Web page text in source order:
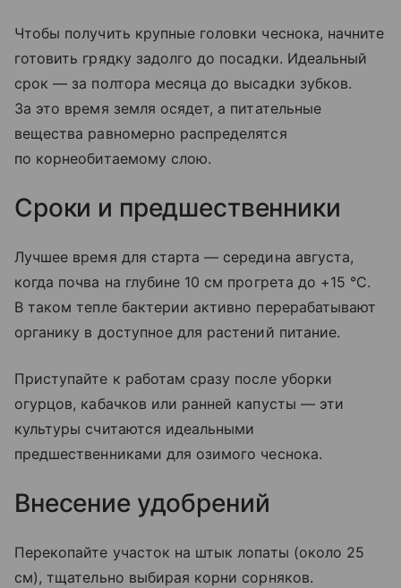
Чтобы получить крупные головки чеснока, начните
готовить грядку задолго до посадки. Идеальный
срок — за полтора месяца до высадки зубков.
За это время земля осядет, а питательные
вещества равномерно распределятся
по корнеобитаемому слою.
Сроки и предшественники
Лучшее время для старта — середина августа,
когда почва на глубине 10 см прогрета до +15 °C.
В таком тепле бактерии активно перерабатывают
органику в доступное для растений питание.
Приступайте к работам сразу после уборки
огурцов, кабачков или ранней капусты — эти
культуры считаются идеальными
предшественниками для озимого чеснока.
Внесение удобрений
Перекопайте участок на штык лопаты (около 25
см), тщательно выбирая корни сорняков.